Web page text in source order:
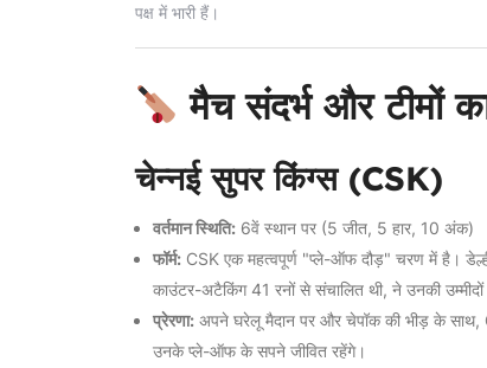
पक्ष में भारी हैं।
मैच संदर्भ और टीमों
चेन्नई सुपर किंग्स (CSK)
वर्तमान स्थिति: 6वें स्थान पर (5 जीत, 5 हार, 10 अंक)
फॉर्म: CSK एक महत्वपूर्ण "प्ले-ऑफ दौड़" चरण में है।
काउंटर-अटैकिंग 41 रनों से संचालित थी, ने उनकी
प्रेरणा: अपने घरेलू मैदान पर और चेपॉक की भीड़ के
उनके प्ले-ऑफ के सपने जीवित रहेंगे।